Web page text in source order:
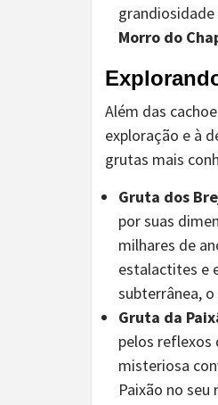
grandiosidade
Morro do
Além das
exploração e à
grutas mais
Gruta dos
por suas
milhares de
estalactites e
subterrânea,
Gruta da
pelos reflexos
misteriosa
Paixão no seu